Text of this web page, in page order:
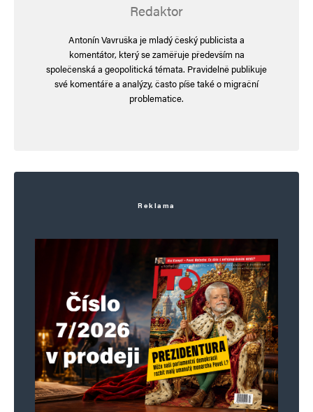
Uložit do prohlížeče jméno, e-mail a webovou stránku pro budoucí
Informujte mě o nových komentářích e-mailem.
Informujte mě o nových příspěvcích e-mailem.
Redaktor
Antonín Vavruška je mladý český publicista a
komentátor, který se zaměřuje především na
společenská a geopolitická témata. Pravidelně publikuje
své komentáře a analýzy, často píše také o migrační
problematice.
Reklama